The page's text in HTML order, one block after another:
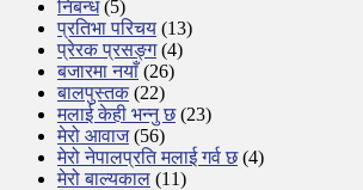
निबन्ध(5)
प्रतिभा परिचय (13)
प्रेरक प्रसङ्ग(4)
बजारमा नयाँ(26)
बालपुस्तक(22)
मलाई केही भन्नु छ(23)
मेरो आवाज(56)
मेरो नेपालप्रति मलाई गर्व छ(4)
मेरो बाल्यकाल (11)